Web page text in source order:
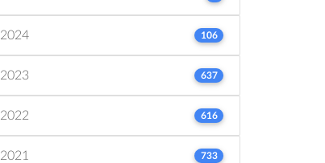
2024 106
2023 637
2022 616
2021 733